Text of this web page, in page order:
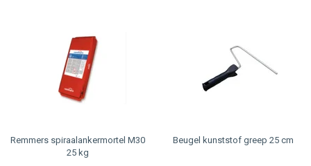
Remmers spiraalankermortel M30
25 kg
Beugel kunststof greep 25 cm